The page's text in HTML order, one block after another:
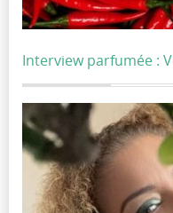
Interview parfumée :